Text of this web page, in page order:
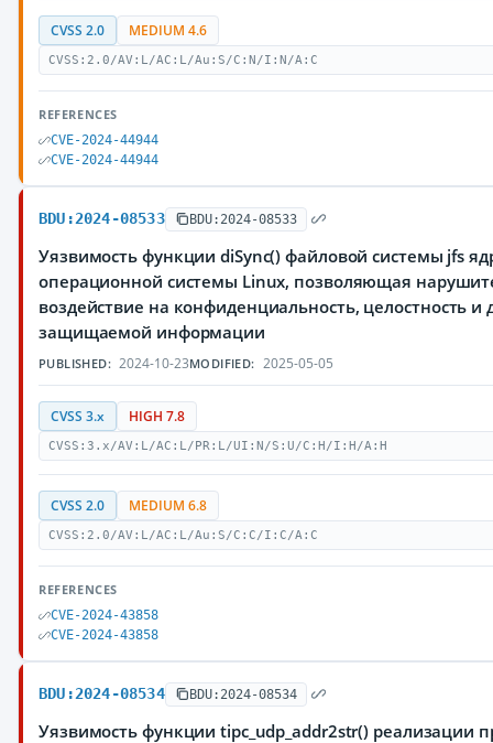
CVSS 2.0 MEDIUM 4.6
CVSS:2.0/AV:L/AC:L/Au:S/C:N/I:N/A:C
REFERENCES
CVE-2024-44944
CVE-2024-44944
BDU:2024-08533 BDU:2024-08533
Уязвимость функции diSync() файловой системы jfs
операционной системы Linux, позволяющая
воздействие на конфиденциальность, целостность и
защищаемой информации
PUBLISHED: 2024-10-23MODIFIED: 2025-05-05
CVSS 3.x HIGH 7.8
CVSS:3.x/AV:L/AC:L/PR:L/UI:N/S:U/C:H/I:H/A:H
CVSS 2.0 MEDIUM 6.8
CVSS:2.0/AV:L/AC:L/Au:S/C:C/I:C/A:C
REFERENCES
CVE-2024-43858
CVE-2024-43858
BDU:2024-08534 BDU:2024-08534
Уязвимость функции tipc_udp_addr2str() реализации